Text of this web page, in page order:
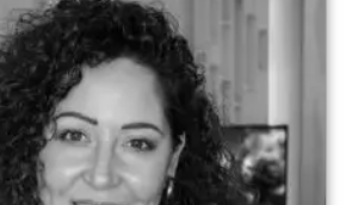
de marketing
¿incluir en la
o recomendada? ¿O
para una asignatura optativa
grupo de proyecto? Al comprar
aplico tarifas educativas